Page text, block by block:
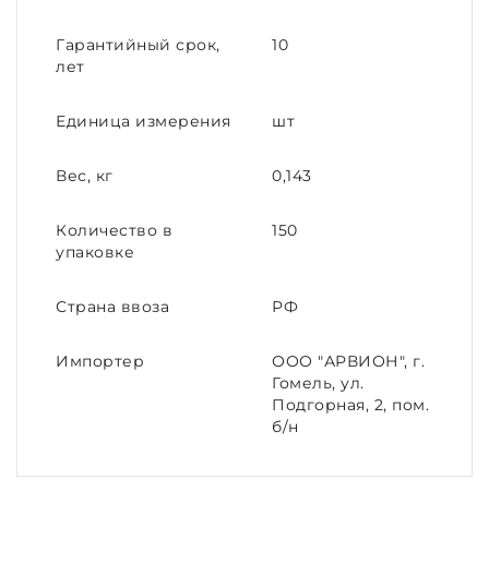
Гарантийный срок,
лет
10
Единица измерения шт
Вес, кг 0,143
Количество в
упаковке
150
Страна ввоза РФ
Импортер
ООО "АРВИОН", г.
Гомель, ул.
Подгорная, 2, пом.
б/н